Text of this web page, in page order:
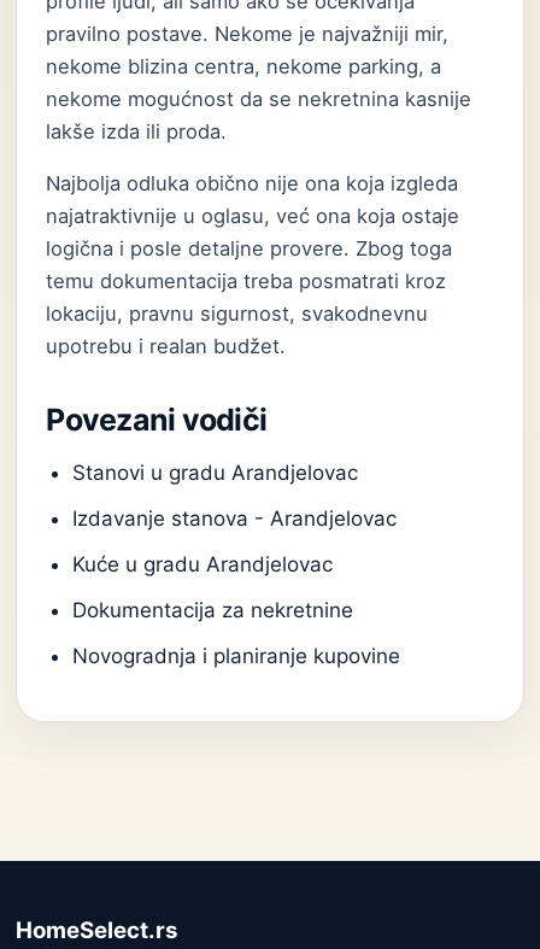
pravilno postave. Nekome je najvažniji mir,
nekome blizina centra, nekome parking, a
nekome mogućnost da se nekretnina kasnije
lakše izda ili proda.
Najbolja odluka obično nije ona koja izgleda
najatraktivnije u oglasu, već ona koja ostaje
logična i posle detaljne provere. Zbog toga
temu dokumentacija treba posmatrati kroz
lokaciju, pravnu sigurnost, svakodnevnu
upotrebu i realan budžet.
Povezani vodiči
Stanovi u gradu Arandjelovac
Izdavanje stanova - Arandjelovac
Kuće u gradu Arandjelovac
Dokumentacija za nekretnine
Novogradnja i planiranje kupovine
HomeSelect.rs